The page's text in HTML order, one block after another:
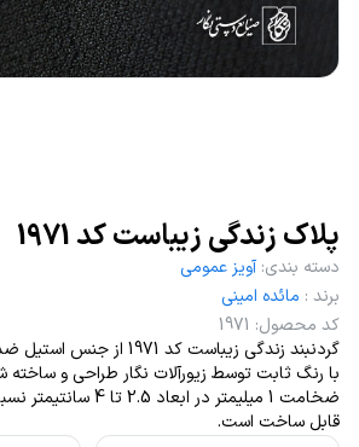
پلاک زندگی زیباست کد 1971
دسته بندی: آویز عمومی
برند : مائده امینی
کد محصول:
1971
گردنبند زندگی زیباست کد
با رنگ ثابت توسط زیورآلات نگار طراحی و ساخته
ضخامت 1 میلیمتر در
قابل ساخت است.